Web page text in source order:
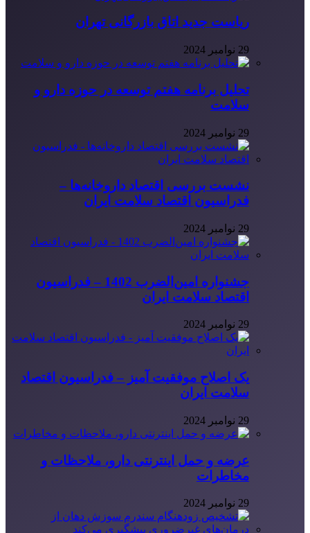
ریاست جدید اتاق بازرگانی تهران
29 نوامبر 2024
تحلیل برنامه هفتم توسعه در حوزه دارو و
سلامت
29 نوامبر 2024
نشست بررسی اقتصاد داروخانه‌ها –
فدراسیون اقتصاد سلامت ایران
29 نوامبر 2024
جشنواره امین‌الضرب 1402 – فدراسیون
اقتصاد سلامت ایران
29 نوامبر 2024
یک اصلاح موفقیت آمیز – فدراسیون اقتصاد
سلامت ایران
29 نوامبر 2024
عرضه و حمل اینترنتی دارو، ملاحظات و
مخاطرات
29 نوامبر 2024